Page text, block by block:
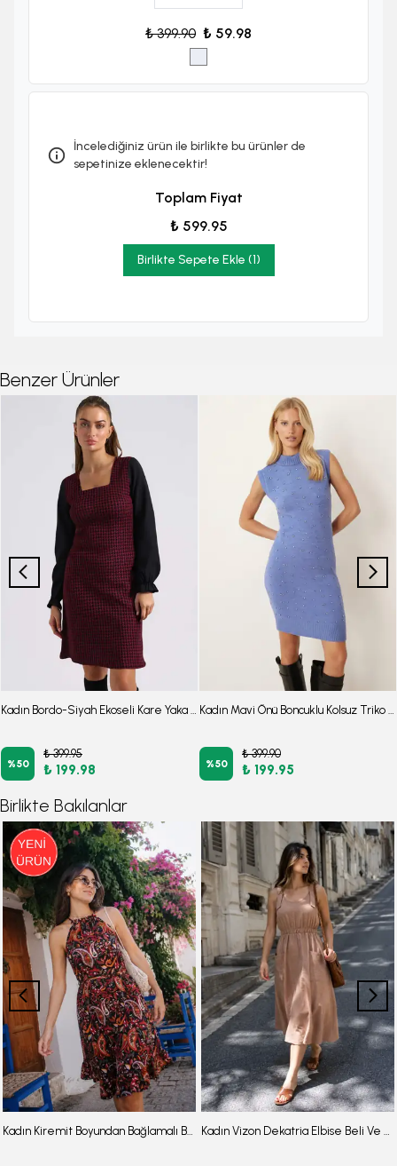
₺ 399.90 ₺ 59.98
İncelediğiniz ürün ile birlikte bu ürünler de
sepetinize eklenecektir!
Toplam Fiyat
₺ 599.95
Birlikte Sepete Ekle (1)
Benzer Ürünler
%50
₺ 399.95
₺ 199.98 %50
₺ 399.90
₺ 199.95
Birlikte Bakılanlar